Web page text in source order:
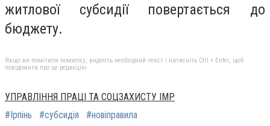
житлової субсидії повертається до
бюджету.
Якщо ви помітили помилку, виділіть необхідний текст і натисніть Ctrl + Enter, щоб
повідомити про це редакцію
УПРАВЛІННЯ ПРАЦІ ТА СОЦЗАХИСТУ ІМР
#Ірпінь
#субсидія #новіправила